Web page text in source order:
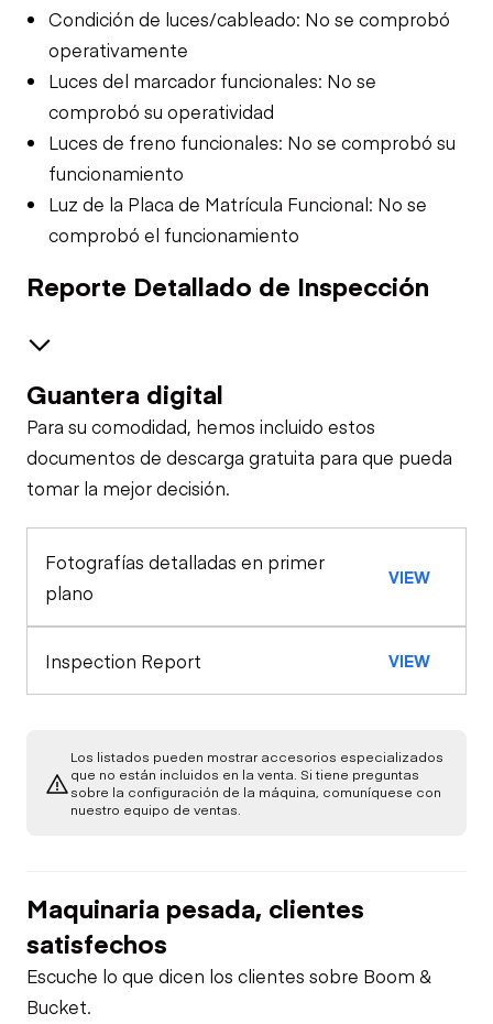
Condición de luces/cableado: No se comprobó
operativamente
Luces del marcador funcionales: No se
comprobó su operatividad
Luces de freno funcionales: No se comprobó su
funcionamiento
Luz de la Placa de Matrícula Funcional: No se
comprobó el funcionamiento
Reporte Detallado de Inspección
Air System
Trailer Chassis
Tires
General Appearance
Hydraulics
Guantera digital
Para su comodidad, hemos incluido estos
documentos de descarga gratuita para que pueda
tomar la mejor decisión.
Fotografías detalladas en primer
plano
VIEW
Inspection Report VIEW
Los listados pueden mostrar accesorios especializados
que no están incluidos en la venta. Si tiene preguntas
sobre la configuración de la máquina, comuníquese con
nuestro equipo de ventas.
Maquinaria pesada, clientes
satisfechos
Escuche lo que dicen los clientes sobre Boom &
Bucket.